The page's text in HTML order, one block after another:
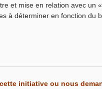
et mise en relation avec un
à déterminer en fonction du
initiative ou nous